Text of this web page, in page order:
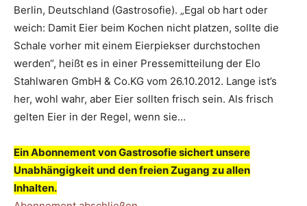
Berlin, Deutschland (Gastrosofie). „Egal ob hart oder
weich: Damit Eier beim Kochen nicht platzen, sollte die
Schale vorher mit einem Eierpiekser durchstochen
werden“, heißt es in einer Pressemitteilung der Elo
Stahlwaren GmbH & Co.KG vom 26.10.2012. Lange ist’s
her, wohl wahr, aber Eier sollten frisch sein. Als frisch
gelten Eier in der Regel, wenn sie…
Ein Abonnement von Gastrosofie sichert unsere
Unabhängigkeit und den freien Zugang zu allen
Inhalten.